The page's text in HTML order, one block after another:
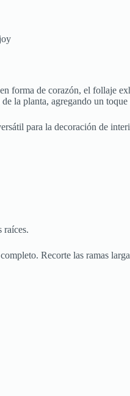
forma de corazón, el follaje
la planta, agregando un
para la decoración de
raíces.
Recorte las ramas